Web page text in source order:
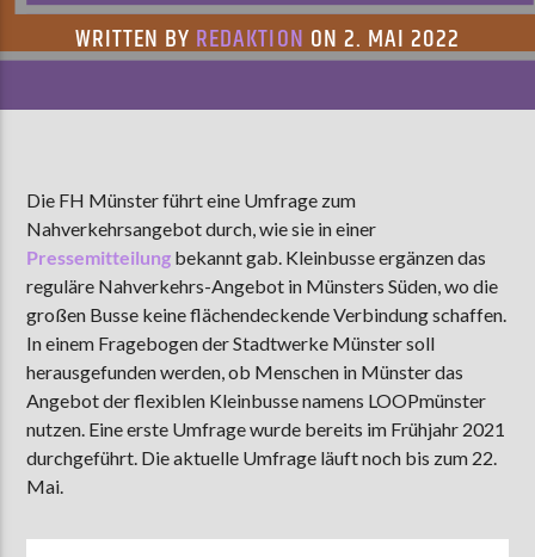
AKTUELLER TRACK
NOBODYS FACE & ENDA GALLERY
AKTUELLE SENDUNG
MOEBIUS
00:00 09:00
ZU HÖREN IN 103,9 MHz
WRITTEN BY REDAKTION ON 2. MAI 2022
Die FH Münster führt eine Umfrage zum
Nahverkehrsangebot durch, wie sie in einer
Pressemitteilung bekannt gab. Kleinbusse ergänzen das
reguläre Nahverkehrs-Angebot in Münsters Süden, wo die
großen Busse keine flächendeckende Verbindung schaffen.
In einem Fragebogen der Stadtwerke Münster soll
herausgefunden werden, ob Menschen in Münster das
Angebot der flexiblen Kleinbusse namens LOOPmünster
nutzen. Eine erste Umfrage wurde bereits im Frühjahr 2021
durchgeführt. Die aktuelle Umfrage läuft noch bis zum 22.
Mai.